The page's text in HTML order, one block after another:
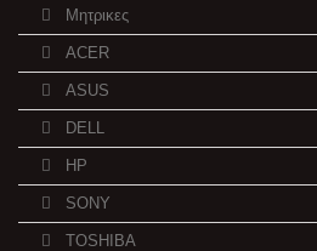
Μητρικες
ACER
ASUS
DELL
HP
SONY
TOSHIBA